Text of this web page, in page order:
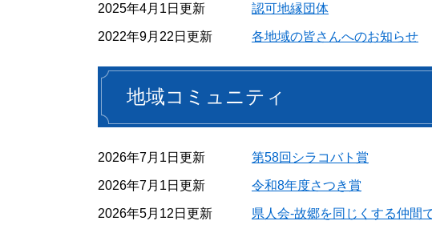
2025年4月1日更新 認可地縁団体
2022年9月22日更新 各地域の皆さんへのお知らせ
地域コミュニティ
2026年7月1日更新 第58回シラコバト賞
2026年7月1日更新 令和8年度さつき賞
2026年5月12日更新 県人会-故郷を同じくする仲間